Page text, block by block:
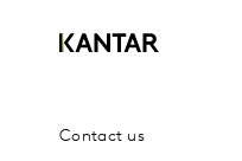
Contact us